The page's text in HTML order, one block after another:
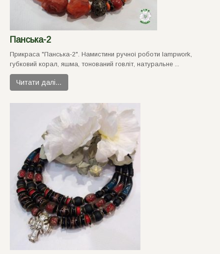
Панська-2
Прикраса "Панська-2". Намистини ручноi роботи lampwork,
губковий корал, яшма, тонований говлiт, натуральне ...
Читати далі…